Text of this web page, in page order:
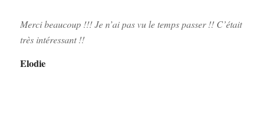
Merci beaucoup !!! Je n’ai pas vu le temps passer !! C’était
très intéressant !!
Elodie